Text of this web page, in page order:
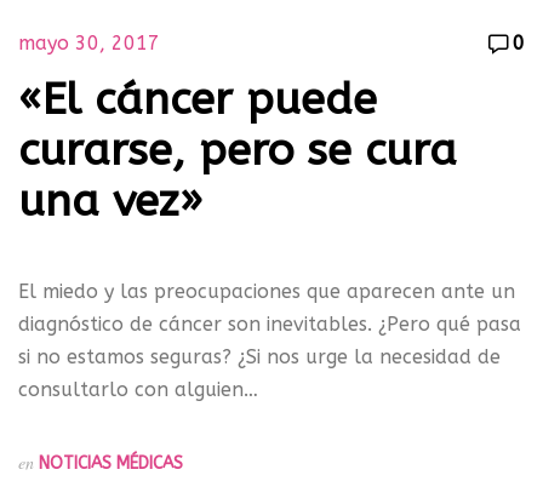
mayo 30, 2017 0
«El cáncer puede
curarse, pero se cura
una vez»
El miedo y las preocupaciones que aparecen ante un
diagnóstico de cáncer son inevitables. ¿Pero qué pasa
si no estamos seguras? ¿Si nos urge la necesidad de
consultarlo con alguien…
en NOTICIAS MÉDICAS